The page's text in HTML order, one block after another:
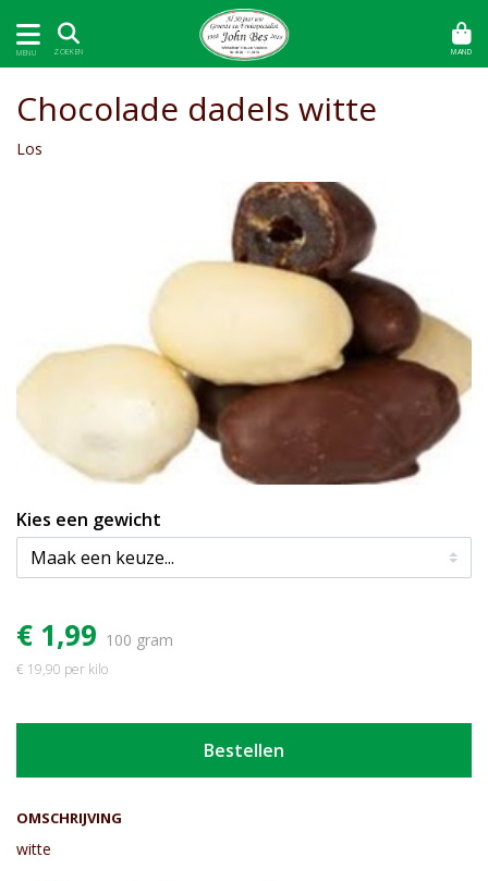
MENU ZOEKEN MAND
OMSCHRIJVING
witte
Chocolade dadels witte
Los
Kies een gewicht
€ 1,99 100 gram
€ 19,90 per kilo
Bestellen